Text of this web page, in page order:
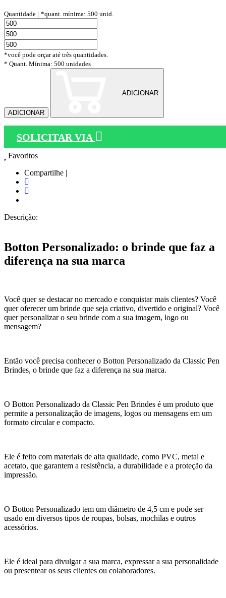
Quantidade | *quant. mínima: 500 unid.
*você pode orçar até três quantidades.
* Quant. Mínima: 500 unidades
ADICIONAR
ADICIONAR
SOLICITAR VIA
Favoritos
Compartilhe |
Descrição:
Botton Personalizado: o brinde que faz a
diferença na sua marca
Você quer se destacar no mercado e conquistar mais clientes? Você
quer oferecer um brinde que seja criativo, divertido e original? Você
quer personalizar o seu brinde com a sua imagem, logo ou
mensagem?
Então você precisa conhecer o Botton Personalizado da Classic Pen
Brindes, o brinde que faz a diferença na sua marca.
O Botton Personalizado da Classic Pen Brindes é um produto que
permite a personalização de imagens, logos ou mensagens em um
formato circular e compacto.
Ele é feito com materiais de alta qualidade, como PVC, metal e
acetato, que garantem a resistência, a durabilidade e a proteção da
impressão.
O Botton Personalizado tem um diâmetro de 4,5 cm e pode ser
usado em diversos tipos de roupas, bolsas, mochilas e outros
acessórios.
Ele é ideal para divulgar a sua marca, expressar a sua personalidade
ou presentear os seus clientes ou colaboradores.